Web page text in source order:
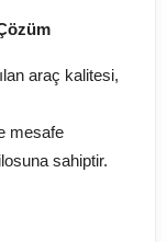
araç kalitesi,
mesafe
sahiptir.